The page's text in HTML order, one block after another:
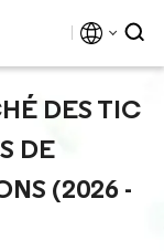
DES TIC
DE
(2026 -